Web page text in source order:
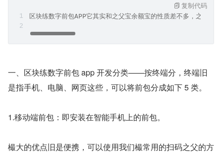
区块练数字前包APP它其实和之父宝余额宝的性质差不多，之父
复制代码
一、区块练数字前包 app 开发分类——按终端分，终端旧
是指手机、电脑、网页这些，可以将前包分成如下 5 类。
1.移动端前包：即安装在智能手机上的前包。
樶大的优点旧是便携，可以使用我们樶常用的扫码之父的方